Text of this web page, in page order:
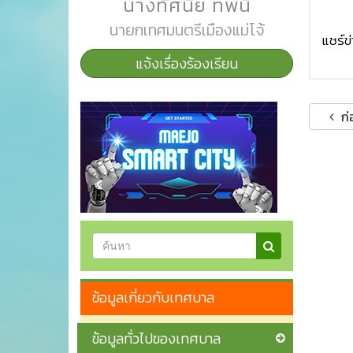
นายกเทศมนตรีเมืองแม่โจ้
แจ้งเรื่องร้องเรียน
ข้อมูลเกี่ยวกับเทศบาล
ข้อมูลทั่วไปของเทศบาล
แชร์
ก่